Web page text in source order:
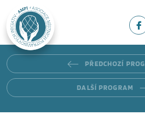
PŘEDCHOZÍ
DALŠÍ PROGRAM